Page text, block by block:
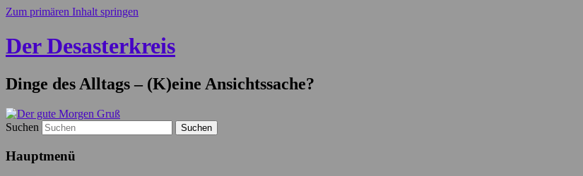
Zum primären Inhalt springen
Der Desasterkreis
Dinge des Alltags – (K)eine Ansichtssache?
Suchen
Hauptmenü